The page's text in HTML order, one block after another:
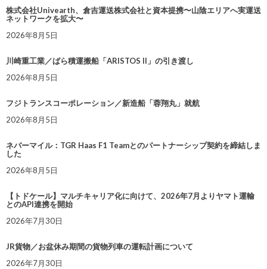
株式会社Univearth、倉吉運送株式会社と資本提携〜山陰エリアへ実運送
ネットワークを拡大〜
2026年8月5日
川崎重工業／ばら積運搬船「ARISTOS II」の引き渡し
2026年8月5日
フジトランスコーポレーション／新造船「蓉翔丸」就航
2026年8月5日
ネバーマイル：TGR Haas F1 Teamとのパートナーシップ契約を締結しま
した
2026年8月5日
【トドケール】マルチキャリア化に向けて、2026年7月よりヤマト運輸
とのAPI連携を開始
2026年7月30日
JR貨物／お盆休み期間の貨物列車の運転計画について
2026年7月30日